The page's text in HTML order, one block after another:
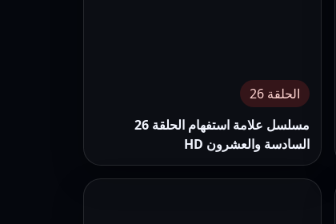
الحلقة 26
مسلسل علامة استفهام الحلقة 26
السادسة والعشرون HD